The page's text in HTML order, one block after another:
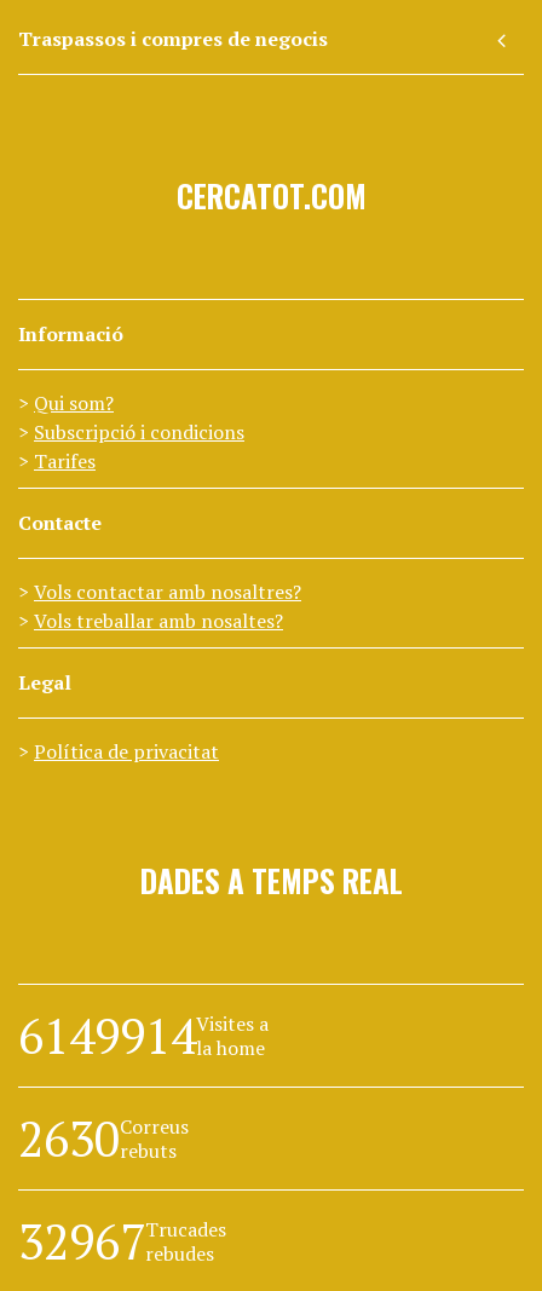
Traspassos i compres de negocis
CERCATOT.COM
Informació
Qui som?
Subscripció i condicions
Tarifes
Contacte
Vols contactar amb nosaltres?
Vols treballar amb nosaltes?
Legal
Política de privacitat
DADES A TEMPS REAL
6149914Visites a
la home
2630Correus
rebuts
32967Trucades
rebudes